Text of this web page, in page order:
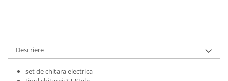
Bratara clarinet
Doza clarinet
Plasturi clarinet
Descriere
set de chitara electrica